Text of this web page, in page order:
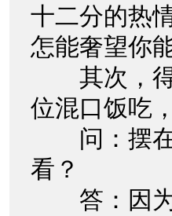
十二分的热
怎能奢望你
其次，得
位混口饭吃
问：摆在
看？
答：因为